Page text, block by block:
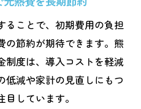
ることで、初期費用の負担
の節約が期待できます。熊
制度は、導入コストを軽減
低減や家計の見直しにもつ
しています。